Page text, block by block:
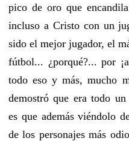
pico de oro que
incluso a Cristo con un
sido el mejor jugador, el
fútbol... ¿porqué?... por
todo eso y más, mucho
demostró que era todo
es que además viéndolo
de los personajes más